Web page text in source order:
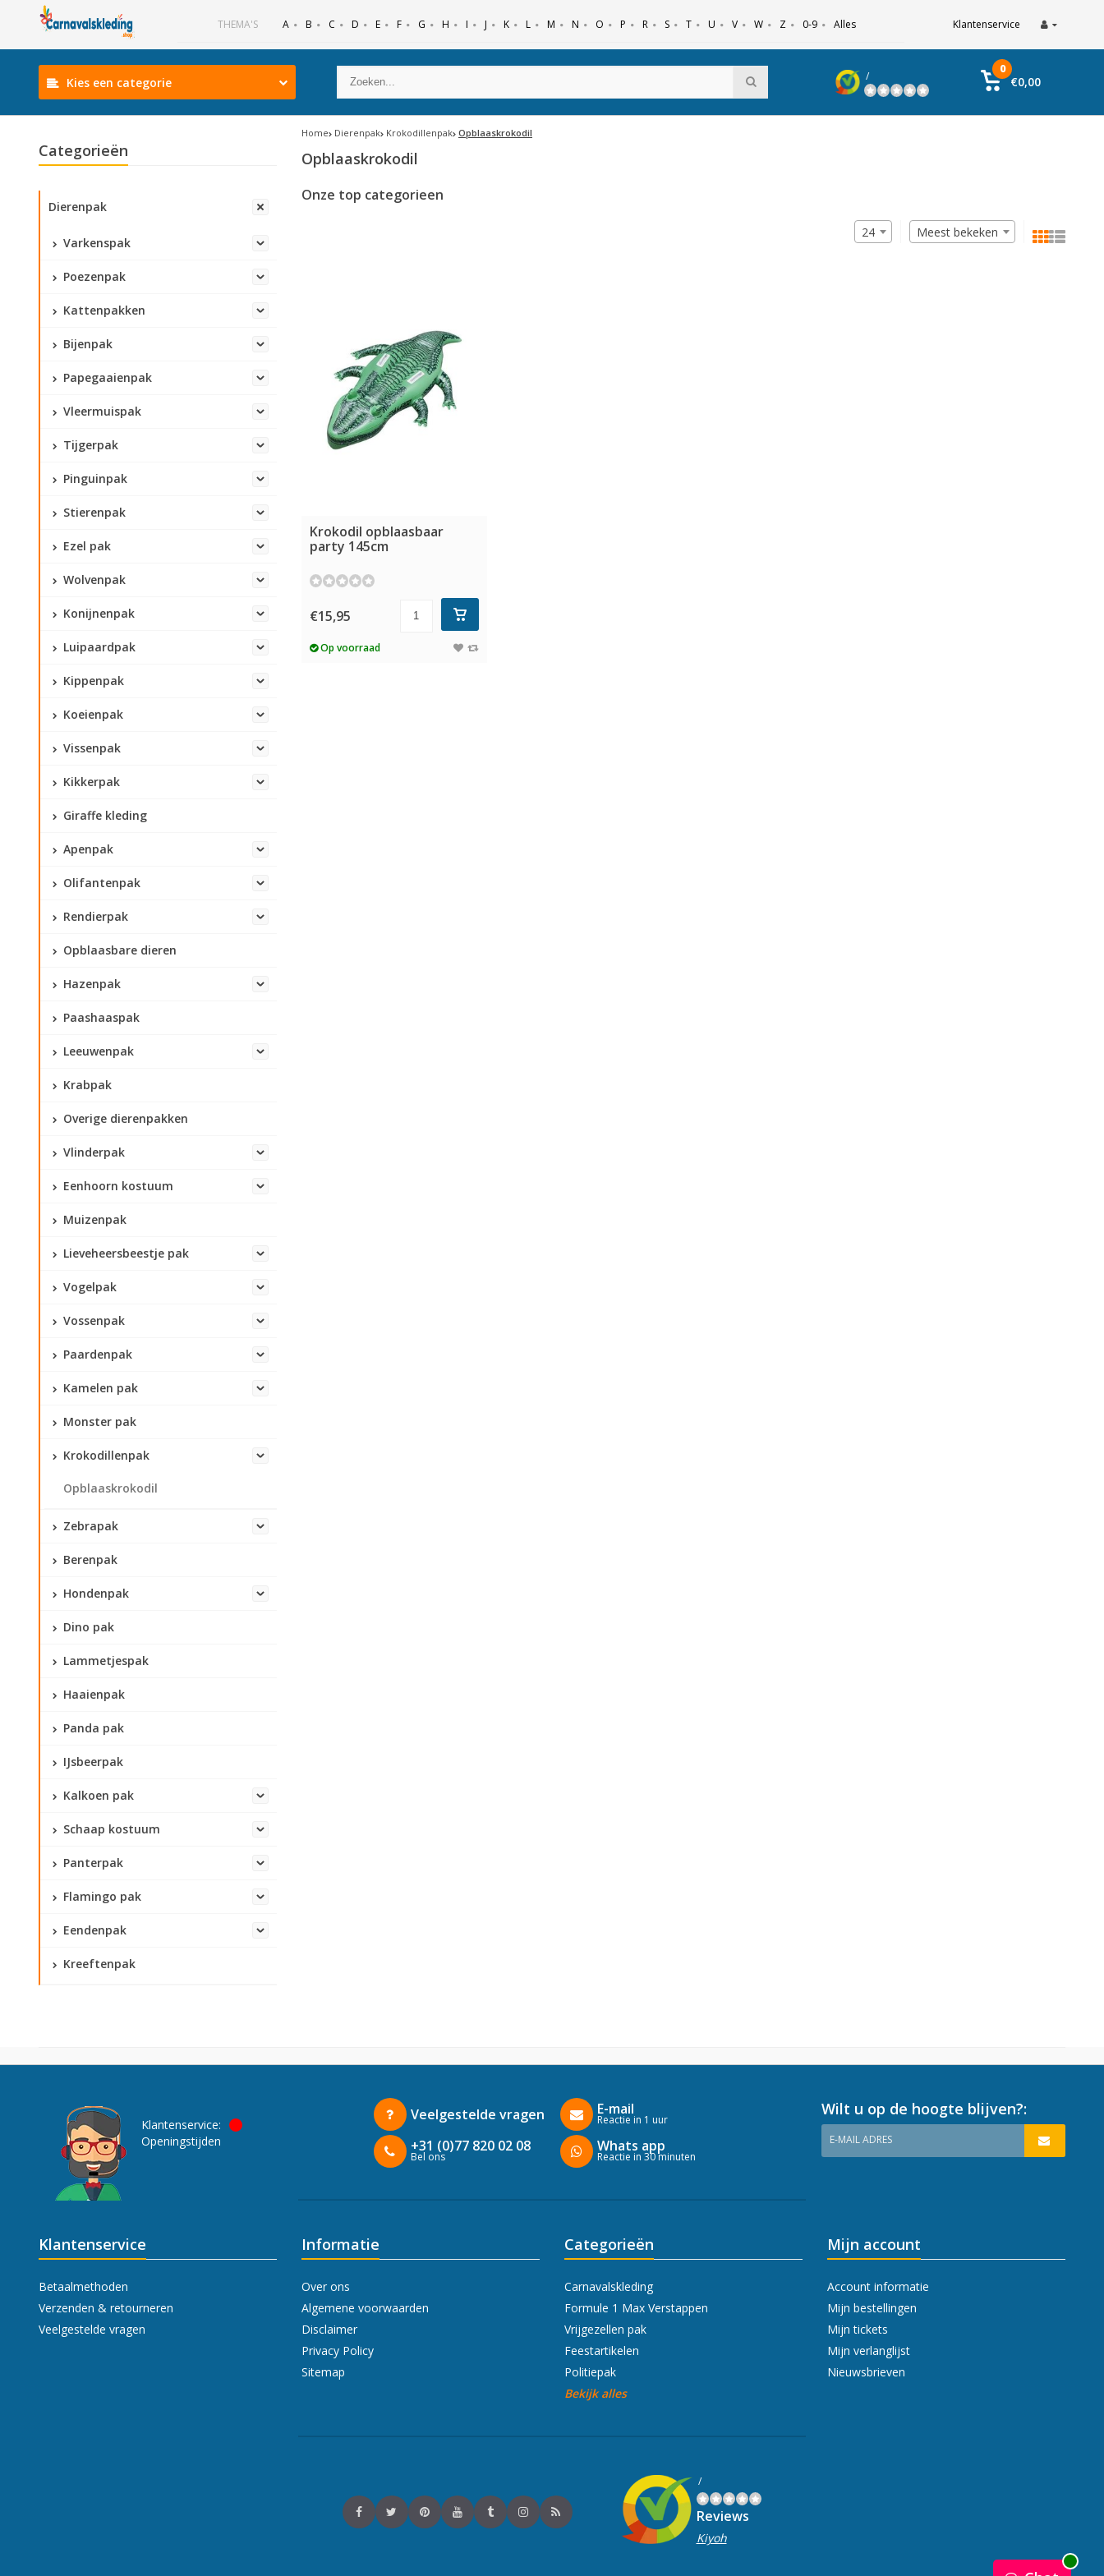
THEMA'S A B C D E F G H I J K L M N O P R S T U V W Z 0-9 Alles Klantenservice
Kies een categorie /
0
€0,00
Categorieën
Dierenpak
Varkenspak
Poezenpak
Kattenpakken
Bijenpak
Papegaaienpak
Vleermuispak
Tijgerpak
Pinguinpak
Stierenpak
Ezel pak
Wolvenpak
Konijnenpak
Luipaardpak
Kippenpak
Koeienpak
Vissenpak
Kikkerpak
Giraffe kleding
Apenpak
Olifantenpak
Rendierpak
Opblaasbare dieren
Hazenpak
Paashaaspak
Leeuwenpak
Krabpak
Overige dierenpakken
Vlinderpak
Eenhoorn kostuum
Muizenpak
Lieveheersbeestje pak
Vogelpak
Vossenpak
Paardenpak
Kamelen pak
Monster pak
Krokodillenpak
Opblaaskrokodil
Zebrapak
Berenpak
Hondenpak
Dino pak
Lammetjespak
Haaienpak
Panda pak
IJsbeerpak
Kalkoen pak
Schaap kostuum
Panterpak
Flamingo pak
Eendenpak
Kreeftenpak
Home Dierenpak Krokodillenpak Opblaaskrokodil
Opblaaskrokodil
Onze top categorieen
Meest bekeken
24
Krokodil opblaasbaar
party 145cm
€15,95
Op voorraad
Klantenservice:
Openingstijden
Veelgestelde vragen
+31 (0)77 820 02 08
Bel ons
E-mail
Reactie in 1 uur
Whats app
Reactie in 30 minuten
Wilt u op de hoogte blijven?:
E-MAIL ADRES
Klantenservice
Betaalmethoden
Verzenden & retourneren
Veelgestelde vragen
Informatie
Over ons
Algemene voorwaarden
Disclaimer
Privacy Policy
Sitemap
Categorieën
Carnavalskleding
Formule 1 Max Verstappen
Vrijgezellen pak
Feestartikelen
Politiepak
Bekijk alles
Mijn account
Account informatie
Mijn bestellingen
Mijn tickets
Mijn verlanglijst
Nieuwsbrieven
/
Reviews
Kiyoh